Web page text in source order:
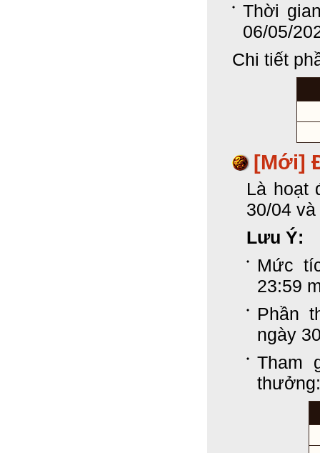
Thời
06/05/
Chi tiết
[Mới]
Là hoạt
30/04
Lưu Ý:
Mức
23:59
Phần
ngày
Tham